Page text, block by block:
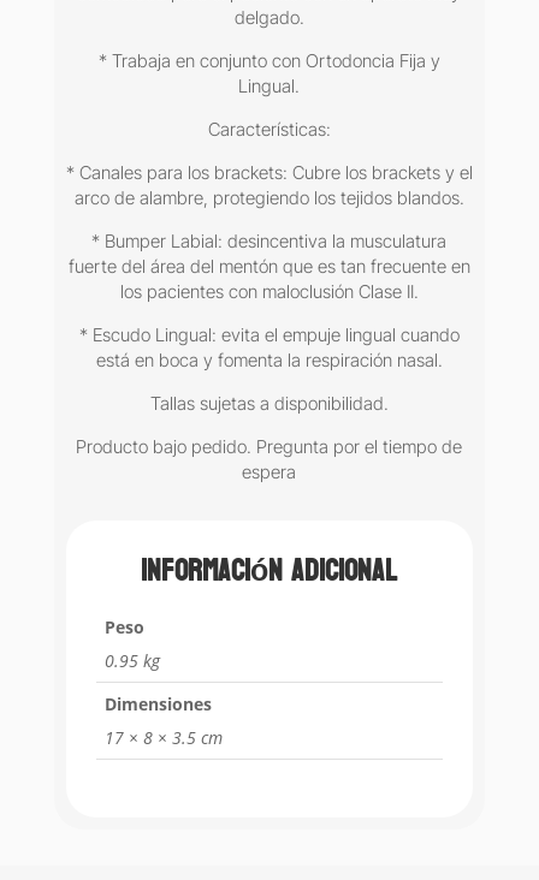
delgado.
* Trabaja en conjunto con Ortodoncia Fija y
Lingual.
Características:
* Canales para los brackets: Cubre los brackets y el
arco de alambre, protegiendo los tejidos blandos.
* Bumper Labial: desincentiva la musculatura
fuerte del área del mentón que es tan frecuente en
los pacientes con maloclusión Clase II.
* Escudo Lingual: evita el empuje lingual cuando
está en boca y fomenta la respiración nasal.
Tallas sujetas a disponibilidad.
Producto bajo pedido. Pregunta por el tiempo de
espera
Información adicional
Peso
0.95 kg
Dimensiones
17 × 8 × 3.5 cm